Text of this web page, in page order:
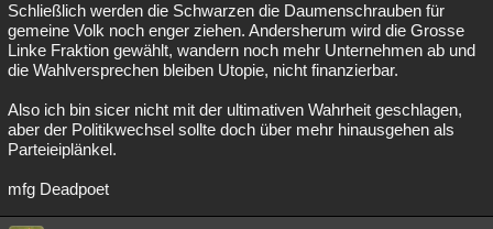
Schließlich werden die Schwarzen die Daumenschrauben für
gemeine Volk noch enger ziehen. Andersherum wird die Grosse
Linke Fraktion gewählt, wandern noch mehr Unternehmen ab und
die Wahlversprechen bleiben Utopie, nicht finanzierbar.
Also ich bin sicer nicht mit der ultimativen Wahrheit geschlagen,
aber der Politikwechsel sollte doch über mehr hinausgehen als
Parteieiplänkel.
mfg Deadpoet